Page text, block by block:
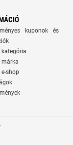
kuponok és
kategória
márka
e-shop